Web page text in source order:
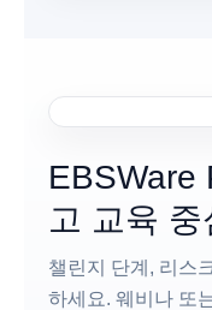
EBSWare
고 교육 중
챌린지 단계, 리스
하세요. 웨비나 또